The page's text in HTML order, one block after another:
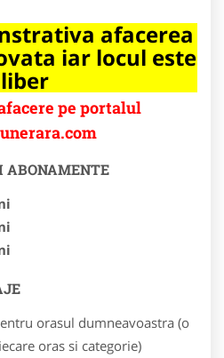
afacerea
iar locul este
liber
pe portalul
ABONAMENTE
orasul dumneavoastra (o
oras si categorie)